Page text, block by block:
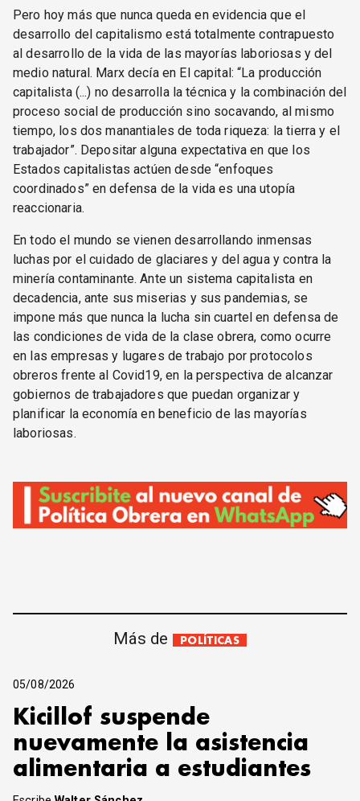
Pero hoy más que nunca queda en evidencia que el
desarrollo del capitalismo está totalmente contrapuesto
al desarrollo de la vida de las mayorías laboriosas y del
medio natural. Marx decía en El capital: “La producción
capitalista (...) no desarrolla la técnica y la combinación del
proceso social de producción sino socavando, al mismo
tiempo, los dos manantiales de toda riqueza: la tierra y el
trabajador”. Depositar alguna expectativa en que los
Estados capitalistas actúen desde “enfoques
coordinados” en defensa de la vida es una utopía
reaccionaria.
En todo el mundo se vienen desarrollando inmensas
luchas por el cuidado de glaciares y del agua y contra la
minería contaminante. Ante un sistema capitalista en
decadencia, ante sus miserias y sus pandemias, se
impone más que nunca la lucha sin cuartel en defensa de
las condiciones de vida de la clase obrera, como ocurre
en las empresas y lugares de trabajo por protocolos
obreros frente al Covid19, en la perspectiva de alcanzar
gobiernos de trabajadores que puedan organizar y
planificar la economía en beneficio de las mayorías
laboriosas.
Más de POLÍTICAS
05/08/2026
Kicillof suspende
nuevamente la asistencia
alimentaria a estudiantes